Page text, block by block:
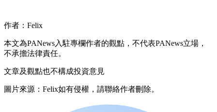
作者：Felix
本文為PANews入駐專欄作者的觀點，不代表PANews立場，
不承擔法律責任。
文章及觀點也不構成投資意見
圖片來源：Felix如有侵權，請聯絡作者刪除。